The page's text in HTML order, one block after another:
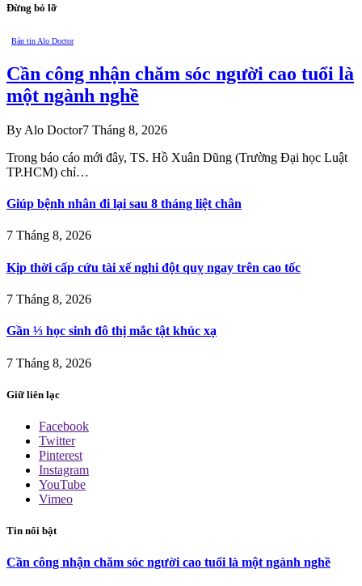
Đừng bỏ lỡ
Bản tin Alo Doctor
Cần công nhận chăm sóc người cao tuổi là
một ngành nghề
By Alo Doctor7 Tháng 8, 2026
Trong báo cáo mới đây, TS. Hồ Xuân Dũng (Trường Đại học Luật
TP.HCM) chỉ…
Giúp bệnh nhân đi lại sau 8 tháng liệt chân
7 Tháng 8, 2026
Kịp thời cấp cứu tài xế nghi đột quỵ ngay trên cao tốc
7 Tháng 8, 2026
Gần ⅓ học sinh đô thị mắc tật khúc xạ
7 Tháng 8, 2026
Giữ liên lạc
Facebook
Twitter
Pinterest
Instagram
YouTube
Vimeo
Tin nổi bật
Cần công nhận chăm sóc người cao tuổi là một ngành nghề